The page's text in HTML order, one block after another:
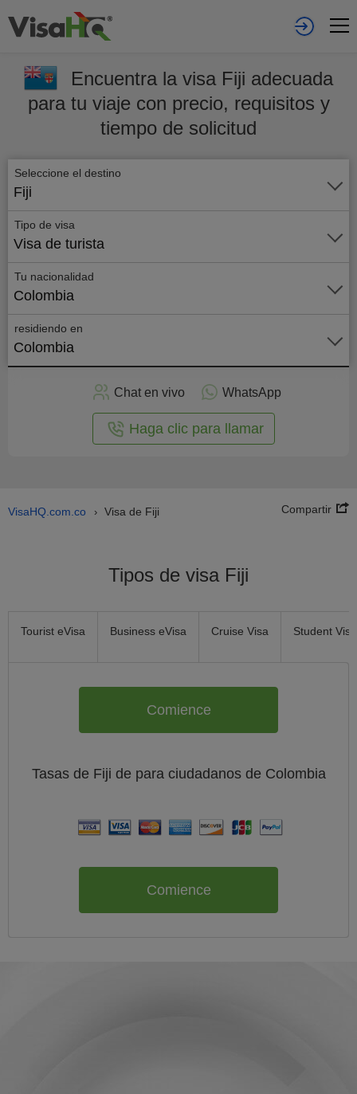
Encuentra la visa Fiji adecuada
para tu viaje con precio, requisitos y
tiempo de solicitud
Seleccione el destino
Fiji
Tipo de visa
Visa de turista
Tu nacionalidad
Colombia
residiendo en
Colombia
Chat en vivo WhatsApp
Haga clic para llamar
VisaHQ.com.co › Visa de Fiji Compartir
Tipos de visa Fiji
Tourist eVisa Business eVisa Cruise Visa Student Visa
Comience
Tasas de Fiji de para ciudadanos de Colombia
Comience